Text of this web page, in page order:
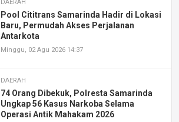
DAERAH
Pool Cititrans Samarinda Hadir di Lokasi
Baru, Permudah Akses Perjalanan
Antarkota
Minggu, 02 Agu 2026 14:37
DAERAH
74 Orang Dibekuk, Polresta Samarinda
Ungkap 56 Kasus Narkoba Selama
Operasi Antik Mahakam 2026